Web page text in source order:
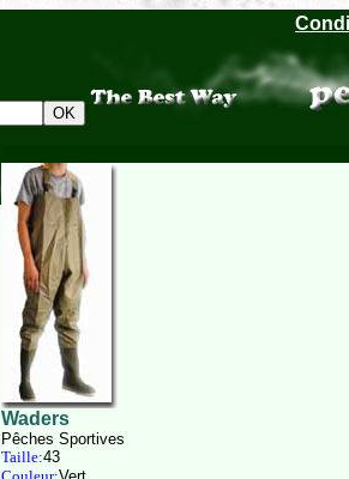
Waders
Pêches Sportives
Taille:43